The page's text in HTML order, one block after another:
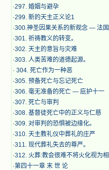
·297. 婚姻与避孕
·299. 新的天主正义论1
·300.神圣因果关系的新观念 — 法国
·301. 祈祷教义的转变。
·302. 天主的意旨与灾难
·303. 人类苦难的道德起源。
· 304. 死亡作为一种恶
·305. 预备死亡与忘记死亡
·306. 毫无准备的死亡 — 庇护十一
·307. 死亡与审判
·308. 基督徒死亡中的正义与仁慈
·309. 对审判的恐惧被边缘化。
·310. 天主教礼仪中葬礼的庄严
·311. 现代葬礼失去的尊严。
·312. 火葬:教会很难不将火化视为相
·第四十一章 末 世 论